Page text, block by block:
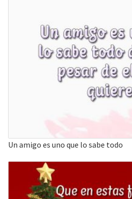
Un amigo es uno que lo sabe todo